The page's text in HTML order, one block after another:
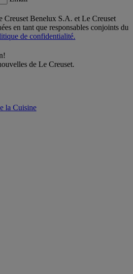
Creuset Benelux S.A. et Le Creuset
en tant que responsables conjoints du
de confidentialité.
de Le Creuset.
la Cuisine